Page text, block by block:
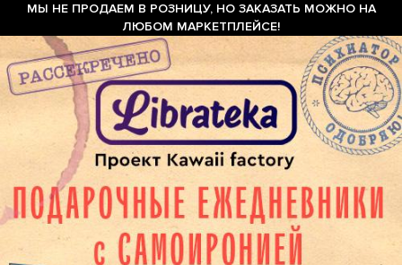
МЫ НЕ ПРОДАЕМ В РОЗНИЦУ, НО ЗАКАЗАТЬ МОЖНО НА
ЛЮБОМ МАРКЕТПЛЕЙСЕ!